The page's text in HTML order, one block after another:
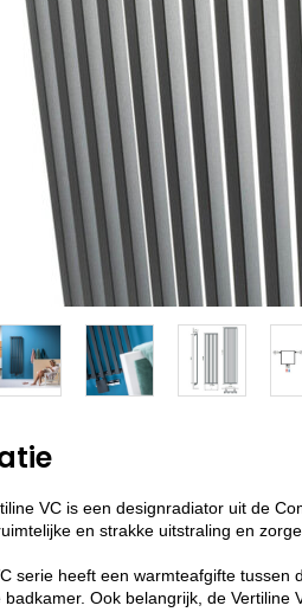
VC is een designradiator uit de
en strakke uitstraling en
serie heeft een warmteafgifte
badkamer. Ook belangrijk, de